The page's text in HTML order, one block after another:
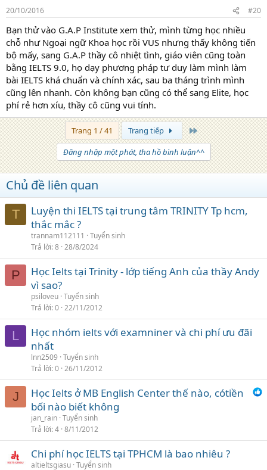
R
e
a
c
t
i
o
s
:
tuyetzumi,btray,tranquoctuanbdvà 4 người khác
los12313
Thành viên
20/10/2016 #20
Bạn thử vào G.A.P Institute xem thử, mình từng học nhiều
chỗ như Ngoại ngữ Khoa học rồi VUS nhưng thấy không tiến
bộ mấy, sang G.A.P thầy cô nhiệt tình, giáo viên cũng toàn
bằng IELTS 9.0, họ dạy phương pháp tư duy làm mình làm
bài IELTS khá chuẩn và chính xác, sau ba tháng trình mình
cũng lên nhanh. Còn không bạn cũng có thể sang Elite, học
phí rẻ hơn xíu, thầy cô cũng vui tính.
Trang 1 / 41
Đăng nhập một phát, tha hồ bình luận^^
Chủ đề liên quan
T
Luyện thi IELTS tại trung tâm TRINITY Tp hcm,
thắc mắc ?
trannam112111
Trả lời 8 28/8/2024
P
Học Ielts tại Trinity - lớp tiếng Anh của thầy Andy
vì sao?
psiloveu Tuyển sinh
Trả lời 0 22/11/2012
L
Học nhóm ielts với examniner và chi phí ưu đãi
nhất
lnn2509 Tuyển sinh